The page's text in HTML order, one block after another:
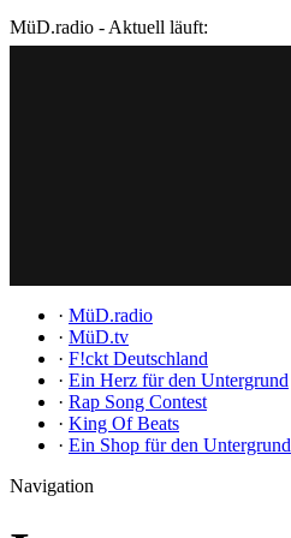
MüD.radio - Aktuell läuft:
· MüD.radio
· MüD.tv
· F!ckt Deutschland
· Ein Herz für den Untergrund
· Rap Song Contest
· King Of Beats
· Ein Shop für den Untergrund
Navigation